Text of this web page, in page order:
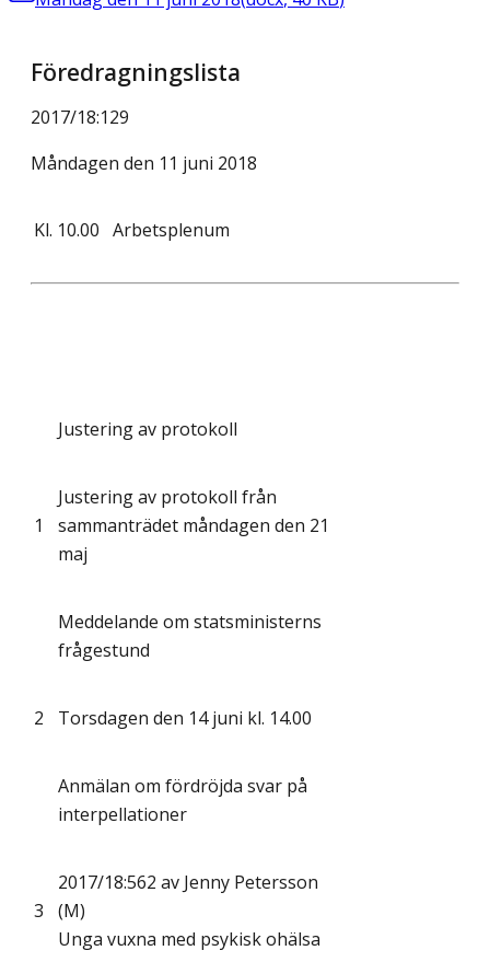
Föredragningslista
2017/18:129
Måndagen den 11 juni 2018
Kl. 10.00 Arbetsplenum
Justering av protokoll
1
Justering av protokoll från
sammanträdet måndagen den 21
maj
Meddelande om statsministerns
frågestund
2 Torsdagen den 14 juni kl. 14.00
Anmälan om fördröjda svar på
interpellationer
3
2017/18:562 av Jenny Petersson
(M)
Unga vuxna med psykisk ohälsa